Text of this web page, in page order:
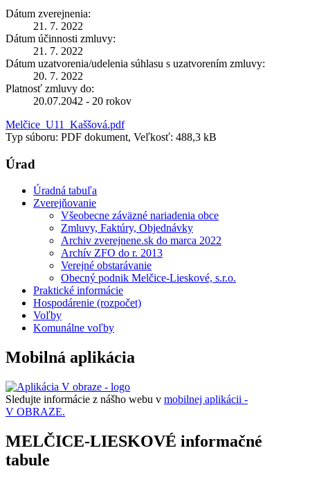
Dátum zverejnenia:
21. 7. 2022
Dátum účinnosti zmluvy:
21. 7. 2022
Dátum uzatvorenia/udelenia súhlasu s uzatvorením zmluvy:
20. 7. 2022
Platnosť zmluvy do:
20.07.2042 - 20 rokov
Melčice_U11_Kaššová.pdf
Typ súboru: PDF dokument, Veľkosť: 488,3 kB
Úrad
Úradná tabuľa
Zverejňovanie
Všeobecne záväzné nariadenia obce
Zmluvy, Faktúry, Objednávky
Archiv zverejnene.sk do marca 2022
Archív ZFO do r. 2013
Verejné obstarávanie
Obecný podnik Melčice-Lieskové, s.r.o.
Praktické informácie
Hospodárenie (rozpočet)
Voľby
Komunálne voľby
Mobilná aplikácia
Sledujte informácie z nášho webu v mobilnej aplikácii -
V OBRAZE.
MELČICE-LIESKOVÉ informačné
tabule